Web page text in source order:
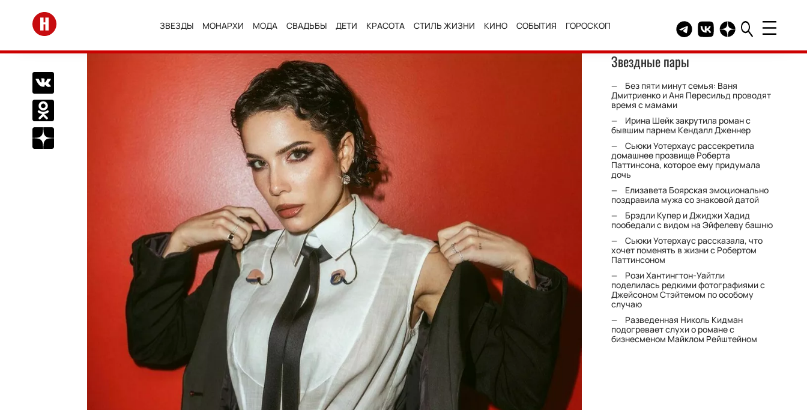
Перейти на главную
ЗВЕЗДЫ МОНАРХИ МОДА СВАДЬБЫ ДЕТИ КРАСОТА СТИЛЬ ЖИЗНИ КИНО СОБЫТИЯ ГОРОСКОП Telegram канал HELLO
Группа HELLO
Канал HELLO в
Поделиться Вконтакте
Поделиться в Одноклассниках
Подписаться на нас в Дзен
Звездные пары
Без пяти минут семья: Ваня
Дмитриенко и Аня Пересильд проводят
время с мамами
Ирина Шейк закрутила роман с
бывшим парнем Кендалл Дженнер
Сьюки Уотерхаус рассекретила
домашнее прозвище Роберта
Паттинсона, которое ему придумала
дочь
Елизавета Боярская эмоционально
поздравила мужа со знаковой датой
Брэдли Купер и Джиджи Хадид
пообедали с видом на Эйфелеву башню
Сьюки Уотерхаус рассказала, что
хочет поменять в жизни с Робертом
Паттинсоном
Рози Хантингтон-Уайтли
поделилась редкими фотографиями с
Джейсоном Стэйтемом по особому
случаю
Разведенная Николь Кидман
подогревает слухи о романе с
бизнесменом Майклом Рейштейном